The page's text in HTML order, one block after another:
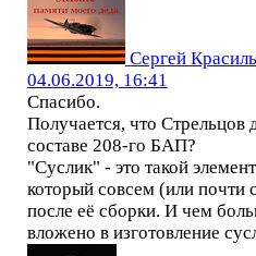
Сергей
04.06.2019, 16:41
Спасибо.
Получается, что
составе 208-го БАП?
"Суслик" - это такой
который совсем (или почти
после её сборки. И чем
вложено в изготовление